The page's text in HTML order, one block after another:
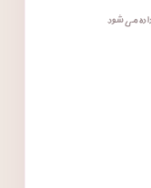
می‌شود.